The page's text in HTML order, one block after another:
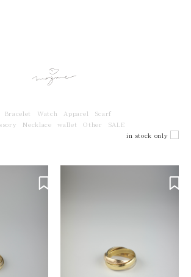
Bracelet Watch Apparel
Scarf
Necklace wallet Other
SALE
in stock only